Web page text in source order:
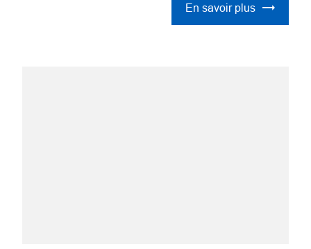
En savoir plus